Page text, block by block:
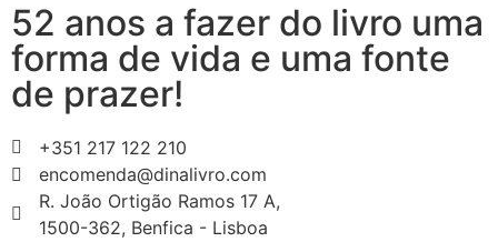
52 anos a fazer do livro uma
forma de vida e uma fonte
de prazer!
+351 217 122 210
encomenda@dinalivro.com
R. João Ortigão Ramos 17 A,
1500-362, Benfica - Lisboa